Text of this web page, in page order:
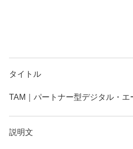
タイトル
TAM｜パートナー型デジタル・エ
説明文